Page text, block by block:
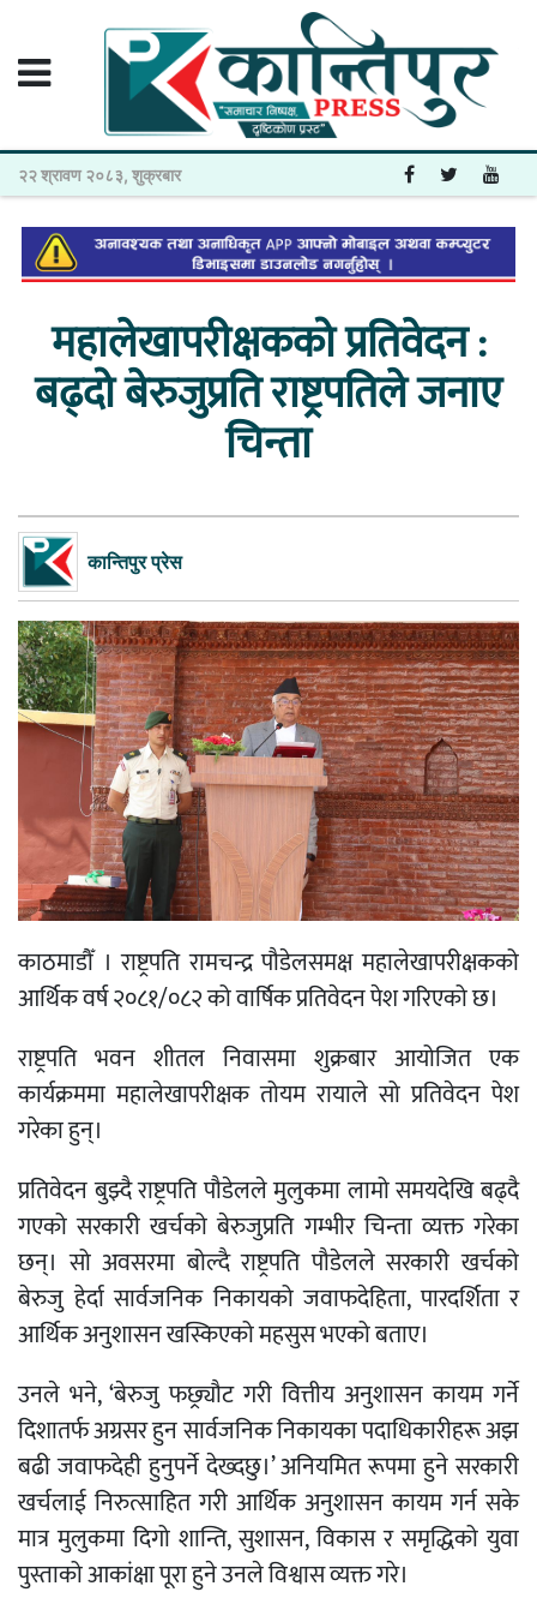
२२ श्रावण २०८३, शुक्रबार
महालेखापरीक्षकको प्रतिवेदन :
बढ्दो बेरुजुप्रति राष्ट्रपतिले जनाए
चिन्ता
कान्तिपुर प्रेस
काठमाडौँ । राष्ट्रपति रामचन्द्र पौडेलसमक्ष महालेखापरीक्षकको
आर्थिक वर्ष २०८१/०८२ को वार्षिक प्रतिवेदन पेश गरिएको छ।
राष्ट्रपति भवन शीतल निवासमा शुक्रबार आयोजित एक
कार्यक्रममा महालेखापरीक्षक तोयम रायाले सो प्रतिवेदन पेश
गरेका हुन्।
प्रतिवेदन बुझ्दै राष्ट्रपति पौडेलले मुलुकमा लामो समयदेखि बढ्दै
गएको सरकारी खर्चको बेरुजुप्रति गम्भीर चिन्ता व्यक्त गरेका
छन्। सो अवसरमा बोल्दै राष्ट्रपति पौडेलले सरकारी खर्चको
बेरुजु हेर्दा सार्वजनिक निकायको जवाफदेहिता, पारदर्शिता र
आर्थिक अनुशासन खस्किएको महसुस भएको बताए।
उनले भने, ‘बेरुजु फछ्र्यौट गरी वित्तीय अनुशासन कायम गर्ने
दिशातर्फ अग्रसर हुन सार्वजनिक निकायका पदाधिकारीहरू अझ
बढी जवाफदेही हुनुपर्ने देख्दछु।’ अनियमित रूपमा हुने सरकारी
खर्चलाई निरुत्साहित गरी आर्थिक अनुशासन कायम गर्न सके
मात्र मुलुकमा दिगो शान्ति, सुशासन, विकास र समृद्धिको युवा
पुस्ताको आकांक्षा पूरा हुने उनले विश्वास व्यक्त गरे।